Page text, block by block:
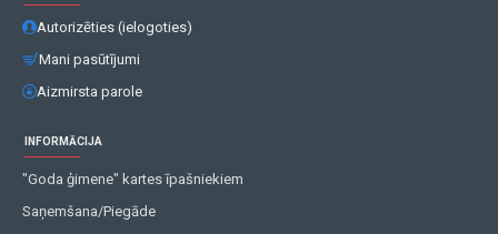
Autorizēties (ielogoties)
Mani pasūtījumi
Aizmirsta parole
INFORMĀCIJA
"Goda ģimene" kartes īpašniekiem
Saņemšana/Piegāde